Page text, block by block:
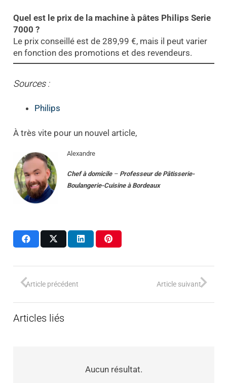
Quel est le prix de la machine à pâtes Philips Serie
7000 ?
Le prix conseillé est de 289,99 €, mais il peut varier
en fonction des promotions et des revendeurs.
Sources :
Philips
À très vite pour un nouvel article,
Alexandre
Chef à domicile– Professeur de Pâtisserie-
Boulangerie-Cuisine à Bordeaux
Article précédent Article suivant
Articles liés
Aucun résultat.